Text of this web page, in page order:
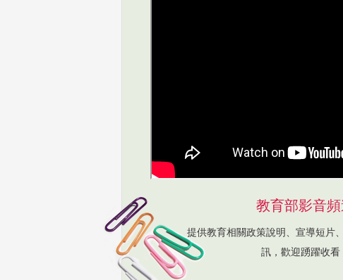
教育部影音
提供教育相關政策說明、宣導短片
訊，歡迎踴躍收看